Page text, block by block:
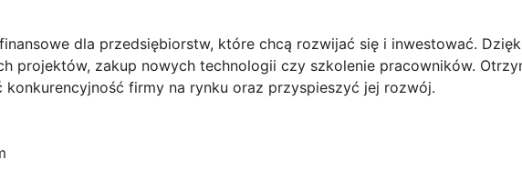
dla przedsiębiorstw, które chcą rozwijać się i inwestować.
projektów, zakup nowych technologii czy szkolenie pracowników.
konkurencyjność firmy na rynku oraz przyspieszyć jej rozwój.